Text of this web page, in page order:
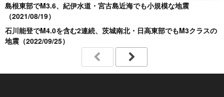
島根東部でM3.6、紀伊水道・宮古島近海でも小規模な地震
（2021/08/19）
石川能登でM4.0を含む2連続、茨城南北・日高東部でもM3クラスの
地震（2022/09/25）